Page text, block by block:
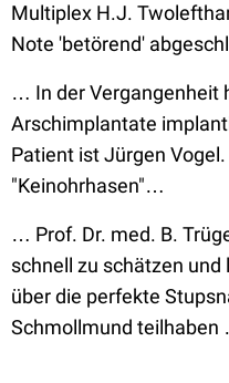
Multiplex H.J.
Note 'betörend'
… In der Vergangenheit
Arschimplantate
Patient ist Jürgen
"Keinohrhasen"…
… Prof. Dr. med. B.
schnell zu schätzen
über die perfekte
Schmollmund teilhaben